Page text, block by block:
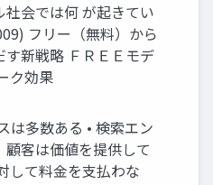
社会では何 が起きてい
フリー（無料）から
す新戦略 ＦＲＥＥモデ
ク効果
は多数ある • 検索エン
顧客は価値を提供して
して料金を支払わな